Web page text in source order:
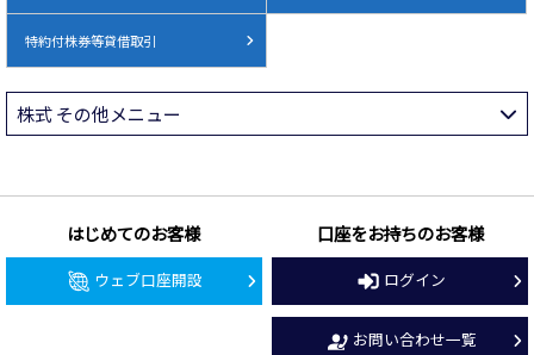
特約付株券等貸借取引
株式 その他メニュー
はじめてのお客様
ウェブ口座開設
口座をお持ちのお客様
ログイン
お問い合わせ一覧